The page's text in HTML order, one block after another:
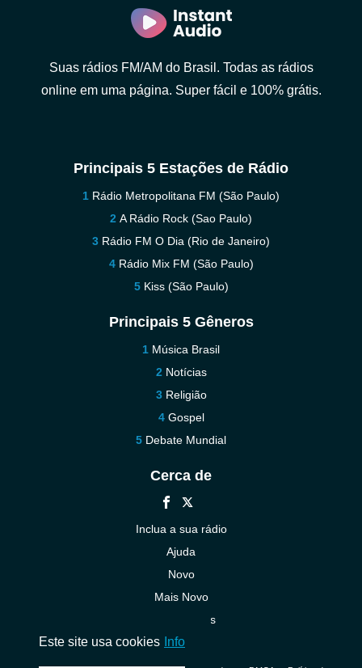
Suas rádios FM/AM do Brasil. Todas as rádios
online em uma página. Super fácil e 100% grátis.
Principais 5 Estações de Rádio
Rádio Metropolitana FM (São Paulo)
A Rádio Rock (Sao Paulo)
Rádio FM O Dia (Rio de Janeiro)
Rádio Mix FM (São Paulo)
Kiss (São Paulo)
Principais 5 Gêneros
Música Brasil
Notícias
Religião
Gospel
Debate Mundial
Cerca de
Inclua a sua rádio
Ajuda
Novo
Mais Novo
Contacte-nos
Este site usa cookies Info